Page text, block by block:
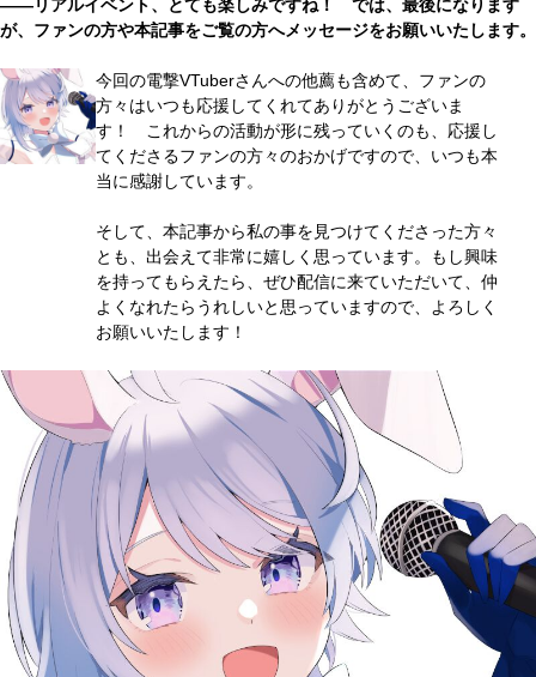
――リアルイベント、とても楽しみですね！ では、最後になります
が、ファンの方や本記事をご覧の方へメッセージをお願いいたします。
今回の電撃VTuberさんへの他薦も含めて、ファンの
方々はいつも応援してくれてありがとうございま
す！ これからの活動が形に残っていくのも、応援し
てくださるファンの方々のおかげですので、いつも本
当に感謝しています。
そして、本記事から私の事を見つけてくださった方々
とも、出会えて非常に嬉しく思っています。もし興味
を持ってもらえたら、ぜひ配信に来ていただいて、仲
よくなれたらうれしいと思っていますので、よろしく
お願いいたします！